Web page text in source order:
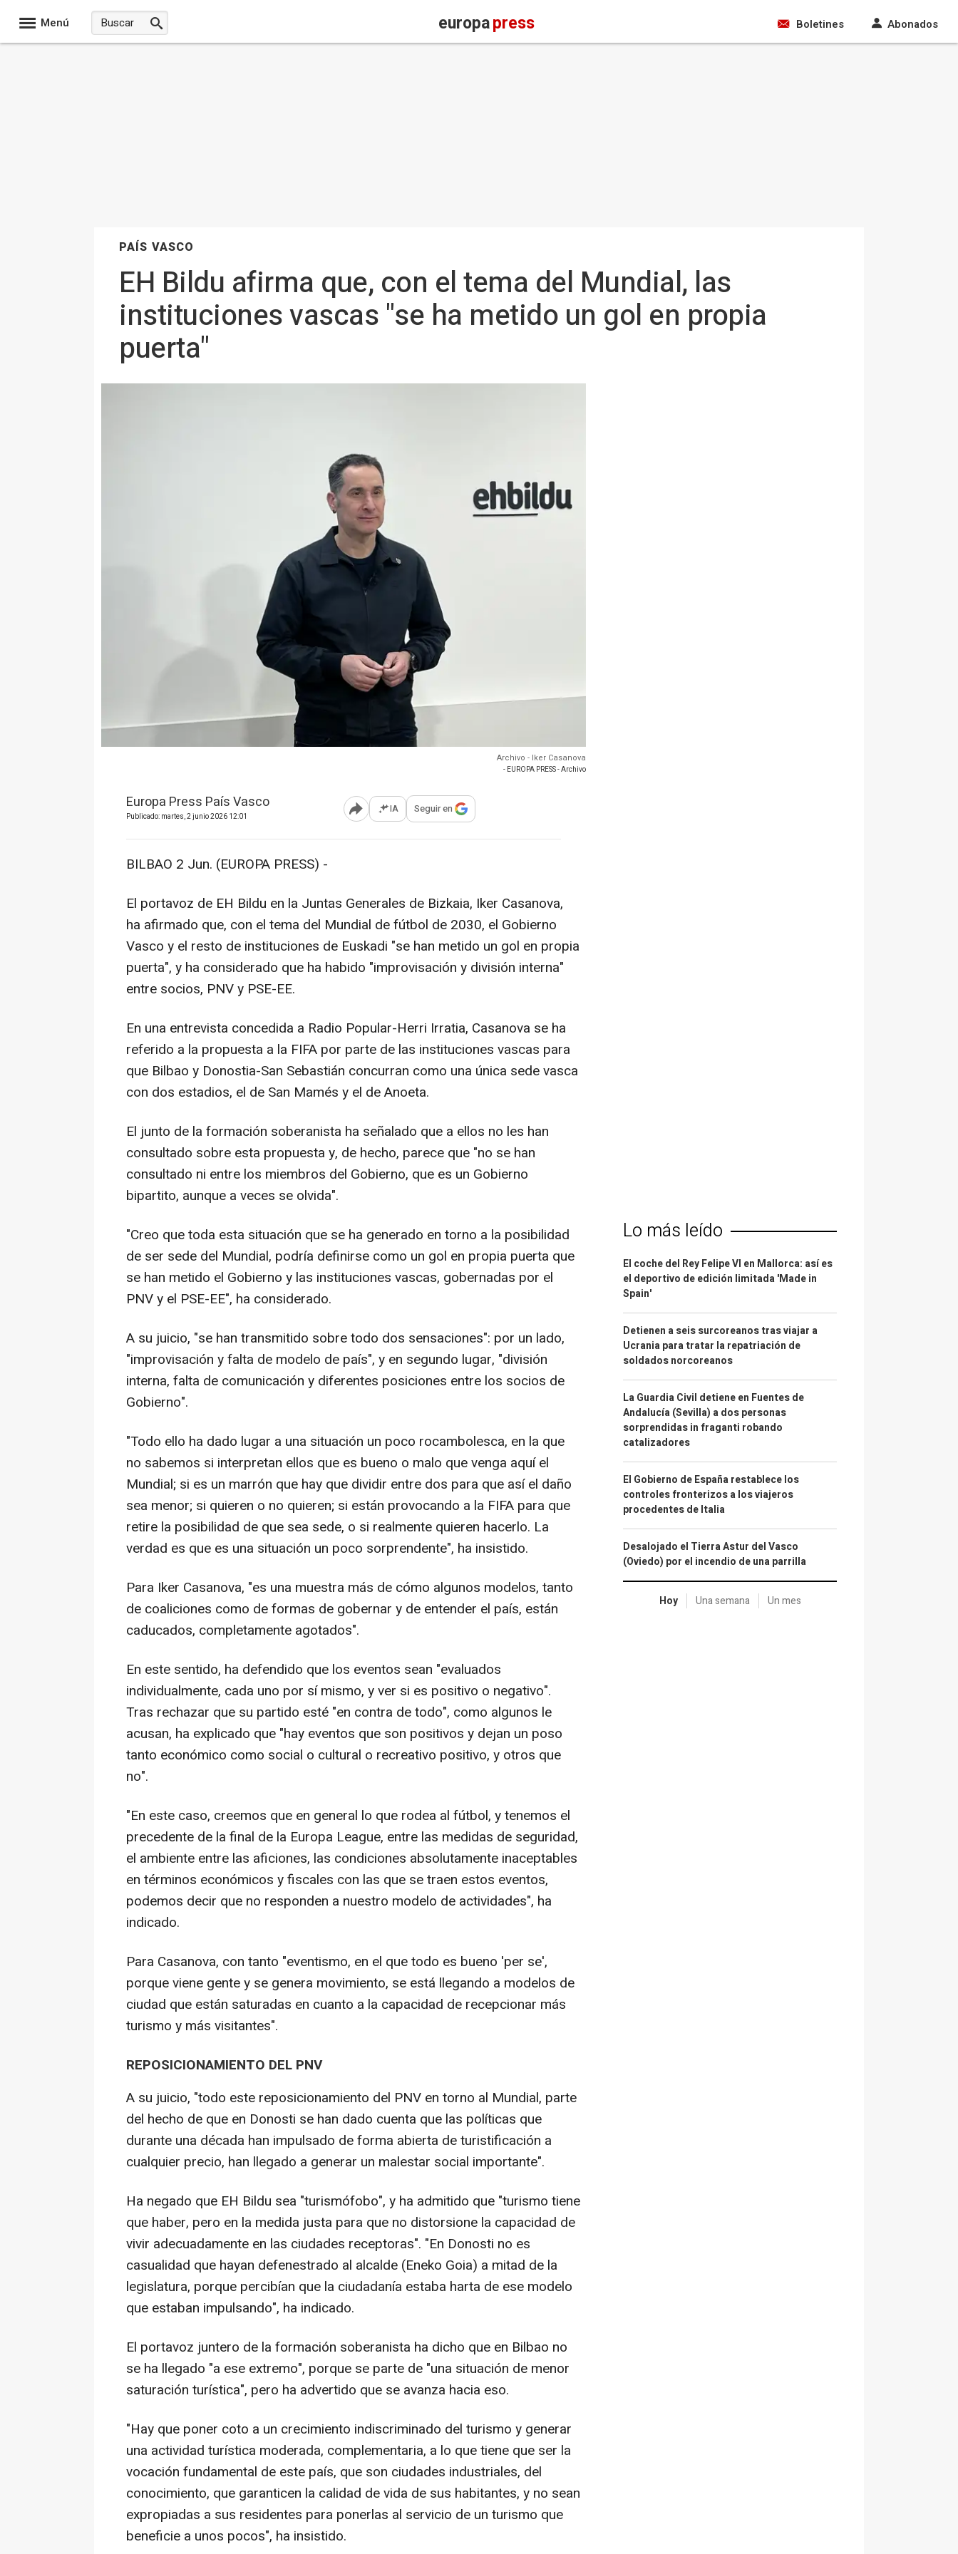
Menú europapress Boletines Abonados
PAÍS VASCO
EH Bildu afirma que, con el tema del Mundial, las
instituciones vascas "se ha metido un gol en propia
puerta"
Archivo - Iker Casanova
- EUROPA PRESS - Archivo
Europa Press País Vasco
Publicado: martes, 2 junio 2026 12:01 Abrir opciones para compartir
IA Seguir en
BILBAO 2 Jun. (EUROPA PRESS) -
El portavoz de EH Bildu en la Juntas Generales de Bizkaia, Iker Casanova,
ha afirmado que, con el tema del Mundial de fútbol de 2030, el Gobierno
Vasco y el resto de instituciones de Euskadi "se han metido un gol en propia
puerta", y ha considerado que ha habido "improvisación y división interna"
entre socios, PNV y PSE-EE.
En una entrevista concedida a Radio Popular-Herri Irratia, Casanova se ha
referido a la propuesta a la FIFA por parte de las instituciones vascas para
que Bilbao y Donostia-San Sebastián concurran como una única sede vasca
con dos estadios, el de San Mamés y el de Anoeta.
El junto de la formación soberanista ha señalado que a ellos no les han
consultado sobre esta propuesta y, de hecho, parece que "no se han
consultado ni entre los miembros del Gobierno, que es un Gobierno
bipartito, aunque a veces se olvida".
"Creo que toda esta situación que se ha generado en torno a la posibilidad
de ser sede del Mundial, podría definirse como un gol en propia puerta que
se han metido el Gobierno y las instituciones vascas, gobernadas por el
PNV y el PSE-EE", ha considerado.
A su juicio, "se han transmitido sobre todo dos sensaciones": por un lado,
"improvisación y falta de modelo de país", y en segundo lugar, "división
interna, falta de comunicación y diferentes posiciones entre los socios de
Gobierno".
"Todo ello ha dado lugar a una situación un poco rocambolesca, en la que
no sabemos si interpretan ellos que es bueno o malo que venga aquí el
Mundial; si es un marrón que hay que dividir entre dos para que así el daño
sea menor; si quieren o no quieren; si están provocando a la FIFA para que
retire la posibilidad de que sea sede, o si realmente quieren hacerlo. La
verdad es que es una situación un poco sorprendente", ha insistido.
Para Iker Casanova, "es una muestra más de cómo algunos modelos, tanto
de coaliciones como de formas de gobernar y de entender el país, están
caducados, completamente agotados".
En este sentido, ha defendido que los eventos sean "evaluados
individualmente, cada uno por sí mismo, y ver si es positivo o negativo".
Tras rechazar que su partido esté "en contra de todo", como algunos le
acusan, ha explicado que "hay eventos que son positivos y dejan un poso
tanto económico como social o cultural o recreativo positivo, y otros que
no".
"En este caso, creemos que en general lo que rodea al fútbol, y tenemos el
precedente de la final de la Europa League, entre las medidas de seguridad,
el ambiente entre las aficiones, las condiciones absolutamente inaceptables
en términos económicos y fiscales con las que se traen estos eventos,
podemos decir que no responden a nuestro modelo de actividades", ha
indicado.
Para Casanova, con tanto "eventismo, en el que todo es bueno 'per se',
porque viene gente y se genera movimiento, se está llegando a modelos de
ciudad que están saturadas en cuanto a la capacidad de recepcionar más
turismo y más visitantes".
REPOSICIONAMIENTO DEL PNV
A su juicio, "todo este reposicionamiento del PNV en torno al Mundial, parte
del hecho de que en Donosti se han dado cuenta que las políticas que
durante una década han impulsado de forma abierta de turistificación a
cualquier precio, han llegado a generar un malestar social importante".
Ha negado que EH Bildu sea "turismófobo", y ha admitido que "turismo tiene
que haber, pero en la medida justa para que no distorsione la capacidad de
vivir adecuadamente en las ciudades receptoras". "En Donosti no es
casualidad que hayan defenestrado al alcalde (Eneko Goia) a mitad de la
legislatura, porque percibían que la ciudadanía estaba harta de ese modelo
que estaban impulsando", ha indicado.
El portavoz juntero de la formación soberanista ha dicho que en Bilbao no
se ha llegado "a ese extremo", porque se parte de "una situación de menor
saturación turística", pero ha advertido que se avanza hacia eso.
"Hay que poner coto a un crecimiento indiscriminado del turismo y generar
una actividad turística moderada, complementaria, a lo que tiene que ser la
vocación fundamental de este país, que son ciudades industriales, del
conocimiento, que garanticen la calidad de vida de sus habitantes, y no sean
expropiadas a sus residentes para ponerlas al servicio de un turismo que
beneficie a unos pocos", ha insistido.
Lo más leído
El coche del Rey Felipe VI en Mallorca: así es
el deportivo de edición limitada 'Made in
Spain'
Detienen a seis surcoreanos tras viajar a
Ucrania para tratar la repatriación de
soldados norcoreanos
La Guardia Civil detiene en Fuentes de
Andalucía (Sevilla) a dos personas
sorprendidas in fraganti robando
catalizadores
El Gobierno de España restablece los
controles fronterizos a los viajeros
procedentes de Italia
Desalojado el Tierra Astur del Vasco
(Oviedo) por el incendio de una parrilla
Hoy Una semana Un mes